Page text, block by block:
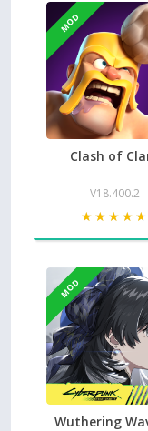
MOD
Clash of
V18.400.2
★★★★★
★★★★★
MOD
Wuthering